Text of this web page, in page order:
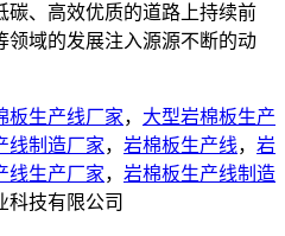
碳、高效优质的道路上持续前
领域的发展注入源源不断的动
板生产线厂家， 大型岩棉板生产
线制造厂家， 岩棉板生产线， 岩
线生产厂家， 岩棉板生产线制造
科技有限公司